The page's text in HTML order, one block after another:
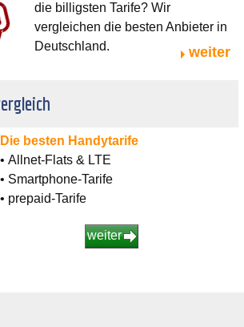
die billigsten Tarife? Wir
vergleichen die besten Anbieter in
Deutschland.
weiter
Die besten Handytarife
• Allnet-Flats & LTE
• Smartphone-Tarife
• prepaid-Tarife
weiter